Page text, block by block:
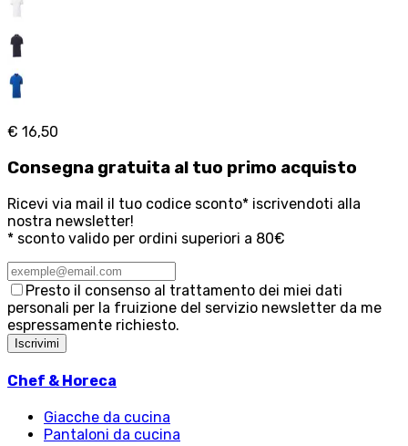
€ 16,50
Consegna gratuita al tuo primo acquisto
Ricevi via mail il tuo codice sconto* iscrivendoti alla
nostra newsletter!
* sconto valido per ordini superiori a 80€
Presto il consenso al trattamento dei miei dati
personali per la fruizione del servizio newsletter da me
espressamente richiesto.
Iscrivimi
Chef & Horeca
Giacche da cucina
Pantaloni da cucina